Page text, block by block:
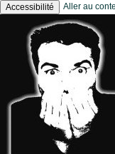
Accessibilité Aller au